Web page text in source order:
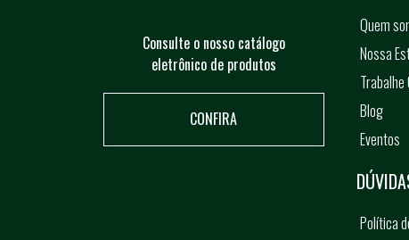
Consulte o nosso catálogo
eletrônico de produtos
CONFIRA
Quem
Nossa
Trabalhe
Blog
Eventos
Política